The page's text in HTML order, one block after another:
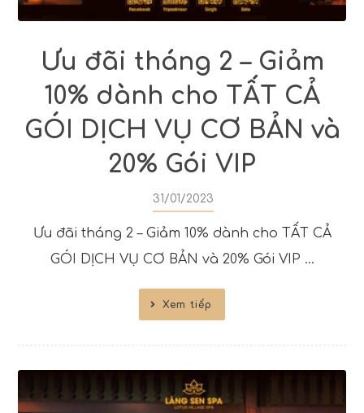
Ưu đãi tháng 2 – Giảm
10% dành cho TẤT CẢ
GÓI DỊCH VỤ CƠ BẢN và
20% Gói VIP
31/01/2023
Ưu đãi tháng 2 – Giảm 10% dành cho TẤT CẢ
GÓI DỊCH VỤ CƠ BẢN và 20% Gói VIP ...
Xem tiếp